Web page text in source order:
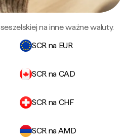
na inne ważne waluty.
SCR na EUR
SCR na CAD
SCR na CHF
SCR na AMD